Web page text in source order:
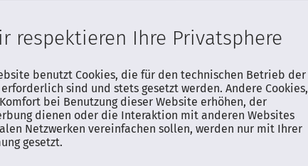
respektieren Ihre Privatsphere
benutzt Cookies, die für den technischen Betrieb der
sind und stets gesetzt werden. Andere Cookies,
bei Benutzung dieser Website erhöhen, der
dienen oder die Interaktion mit anderen Websites
Netzwerken vereinfachen sollen, werden nur mit Ihrer
gesetzt.
3D-Sound erleben
der Soundbar perfekt aufeinander
Alexa und Airplay